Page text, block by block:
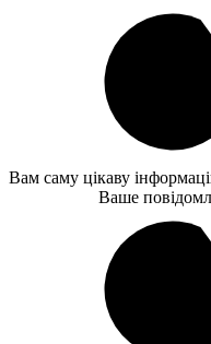
Вам саму цікаву
Ваше